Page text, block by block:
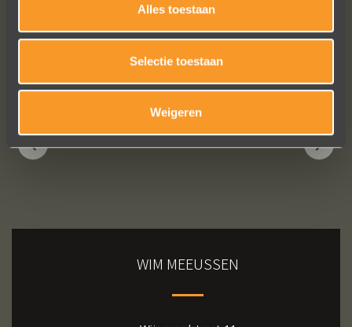
Alles toestaan
Selectie toestaan
Weigeren
Bekijk al onze reviews
WIM MEEUSSEN